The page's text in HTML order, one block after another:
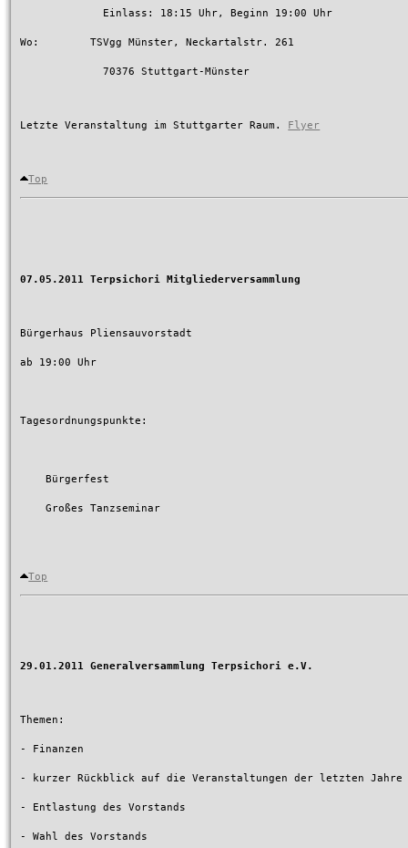
Wo:        TSVgg Münster, Neckartalstr. 261
Letzte Veranstaltung im Stuttgarter Raum. Flyer
Top
07.05.2011 Terpsichori Mitgliederversammlung
Bürgerhaus Pliensauvorstadt
ab 19:00 Uhr
Tagesordnungspunkte:
    Bürgerfest
    Großes Tanzseminar
Top
29.01.2011 Generalversammlung Terpsichori e.V.
Themen:
- Finanzen
- kurzer Rückblick auf die Veranstaltungen der letzten Jahre
- Entlastung des Vorstands
- Wahl des Vorstands